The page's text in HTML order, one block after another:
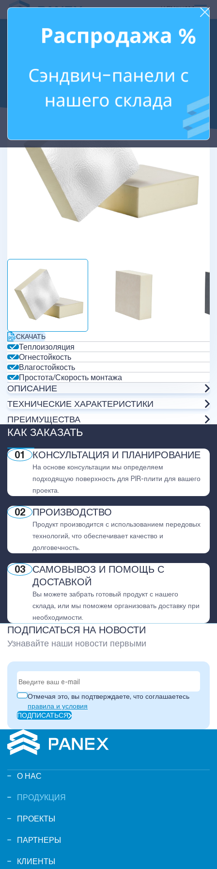
ᲥᲐENРУAM
PIR ПЛИТА:
ЭНЕРГОЭФФЕКТИВНЫЙ
СКАЧАТЬ
Теплоизоляция
Огнестойкость
Влагостойкость
Простота/Скорость монтажа
ОПИСАНИЕ
ТЕХНИЧЕСКИЕ ХАРАКТЕРИСТИКИ
ПРЕИМУЩЕСТВА
КАК ЗАКАЗАТЬ
01 КОНСУЛЬТАЦИЯ И ПЛАНИРОВАНИЕ
На основе консультации мы определяем
подходящую поверхность для PIR-плити для вашего
проекта.
02 ПРОИЗВОДСТВО
Продукт производится с использованием передовых
технологий, что обеспечивает качество и
долговечность.
03
САМОВЫВОЗ И ПОМОЩЬ С
ДОСТАВКОЙ
Вы можете забрать готовый продукт с нашего
склада, или мы поможем организовать доставку при
необходимости.
ПОДПИСАТЬСЯ НА НОВОСТИ
Узнавайте наши новости первыми
Отмечая это, вы подтверждаете, что соглашаетесь
правила и условия
ПОДПИСАТЬСЯ
О НАС
ПРОДУКЦИЯ
ПРОЕКТЫ
ПАРТНЕРЫ
КЛИЕНТЫ